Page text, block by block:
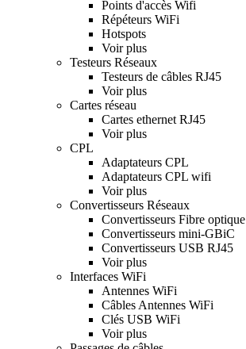
Points d'accès Wifi
Répéteurs WiFi
Hotspots
Voir plus
Testeurs Réseaux
Testeurs de câbles RJ45
Voir plus
Cartes réseau
Cartes ethernet RJ45
Voir plus
CPL
Adaptateurs CPL
Adaptateurs CPL wifi
Voir plus
Convertisseurs Réseaux
Convertisseurs Fibre optique
Convertisseurs mini-GBiC
Convertisseurs USB RJ45
Voir plus
Interfaces WiFi
Antennes WiFi
Câbles Antennes WiFi
Clés USB WiFi
Voir plus